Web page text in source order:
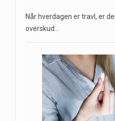
Når hverdagen er travl, er
overskud…